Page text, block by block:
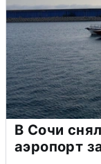
В Сочи
аэропорт